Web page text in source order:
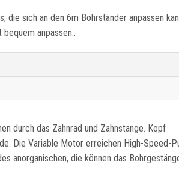
sich an den 6m Bohrständer anpassen
anpassen..
durch das Zahnrad und Zahnstange. Kopf
Die Variable Motor erreichen High-Speed-
anorganischen, die können das